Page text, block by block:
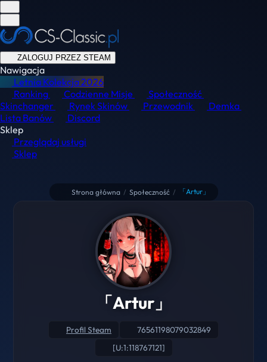
ZALOGUJ PRZEZ STEAM
Nawigacja
Letnia Kolekcja2026
Ranking
Codzienne Misje
Społeczność
Skinchanger
Rynek Skinów Przewodnik
Demka
Lista Banów
Discord
Sklep
Przeglądaj usługi
Sklep
Strona główna / Społeczność / 「Artur」
「Artur」
Profil Steam
76561198079032849
[U:1:118767121]